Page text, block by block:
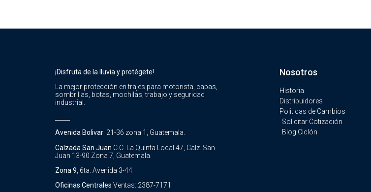
¡Disfruta de la lluvia y protégete!
La mejor protección en trajes para motorista, capas,
sombrillas, botas, mochilas, trabajo y seguridad
industrial.
Avenida Bolivar 21-36 zona 1, Guatemala.
Calzada San Juan C.C. La Quinta Local 47, Calz. San
Juan 13-90 Zona 7, Guatemala.
Zona 9 , 6ta. Avenida 3-44
Oficinas Centrales Ventas: 2387-7171
Nosotros
Historia
Distribuidores
Politicas de Cambios
Solicitar Cotización
Blog Ciclón